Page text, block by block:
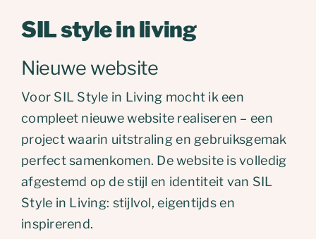
SIL style in living
Nieuwe website
Voor SIL Style in Living mocht ik een
compleet nieuwe website realiseren – een
project waarin uitstraling en gebruiksgemak
perfect samenkomen. De website is volledig
afgestemd op de stijl en identiteit van SIL
Style in Living: stijlvol, eigentijds en
inspirerend.